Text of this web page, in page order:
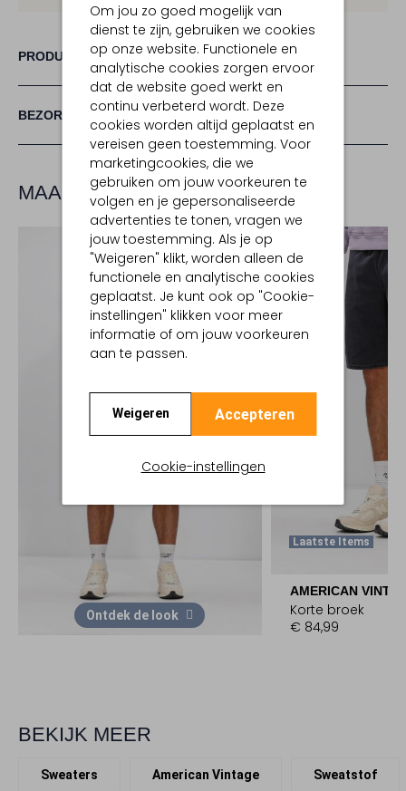
Om jou zo goed mogelijk van
dienst te zijn, gebruiken we cookies
op onze website. Functionele en
analytische cookies zorgen ervoor
dat de website goed werkt en
continu verbeterd wordt. Deze
cookies worden altijd geplaatst en
vereisen geen toestemming. Voor
marketingcookies, die we
gebruiken om jouw voorkeuren te
volgen en je gepersonaliseerde
advertenties te tonen, vragen we
jouw toestemming. Als je op
"Weigeren" klikt, worden alleen de
functionele en analytische cookies
geplaatst. Je kunt ook op "Cookie-
instellingen" klikken voor meer
informatie of om jouw voorkeuren
aan te passen.
Weigeren Accepteren
Cookie-instellingen
PRODUCT INFORMATIE
BEZORGEN & RETOURNEREN
MAAK JE LOOK COMPLEET
Ontdek de look
Laatste Items
AMERICAN
Korte broek
€ 84,99
BEKIJK MEER
Sweaters American Vintage Sweatstof